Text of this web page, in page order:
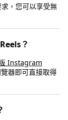
，您可以享受無
？
Instagram
器即可直接取得